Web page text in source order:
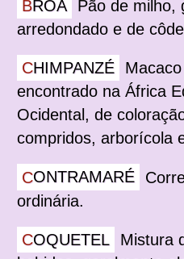
BROA
Pão de milho,
arredondado e de
CHIMPANZÉ
encontrado na África
Ocidental, de
compridos, arborícola
CONTRAMARÉ
ordinária.
COQUETEL
Mistura